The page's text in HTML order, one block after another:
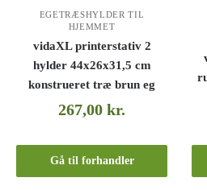
EGETRÆSHYLDER TIL
HJEMMET
vidaXL printerstativ 2
hylder 44x26x31,5 cm
konstrueret træ brun eg
267,00kr.
Gå til forhandler